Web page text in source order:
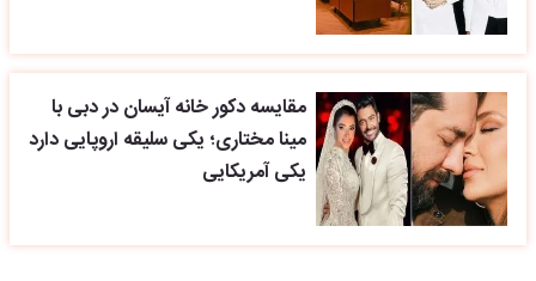
مقایسه دکور خانه آیسان در دبی با
مینا مختاری؛ یکی سلیقه اروپایی دارد
یکی آمریکایی